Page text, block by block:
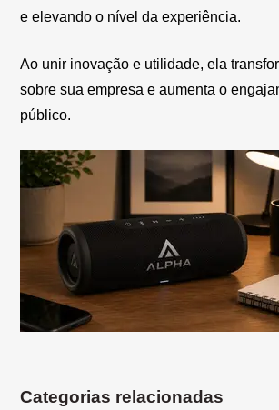
e elevando o nível da experiência.
Ao unir inovação e utilidade, ela
sobre sua empresa e aumenta o
público.
Categorias relacionadas